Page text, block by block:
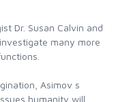
Dr. Susan Calvin and
many more
Asimov s
humanity will